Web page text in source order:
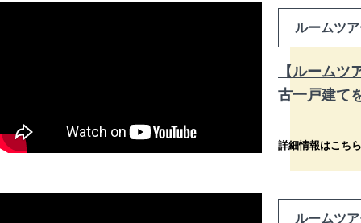
【ルーム
古一戸建て
ルームツ
詳細情報はこちら
ルームツ